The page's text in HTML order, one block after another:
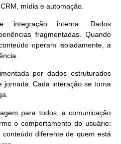
mídia e automação.
integração interna. Dados
fragmentadas. Quando
operam isoladamente, a
por dados estruturados
jornada. Cada interação se torna
para todos, a comunicação
o comportamento do usuário:
diferente de quem está